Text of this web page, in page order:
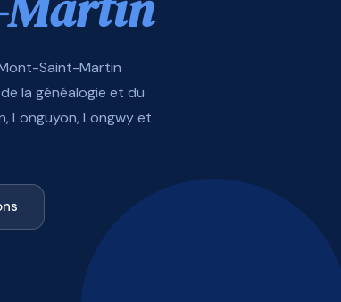
Saint-Martin
la généalogie et du
Longuyon, Longwy et